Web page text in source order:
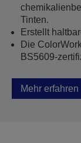
Tinten.
Erstellt
Die
BS5609-
Mehr erfahren